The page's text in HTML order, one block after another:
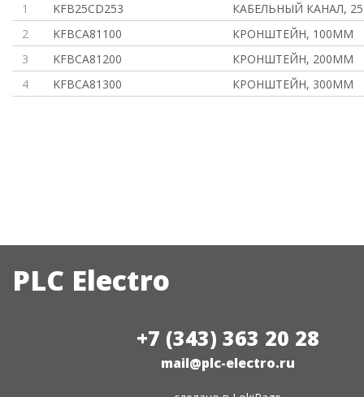
1 KFB25CD253
КАБЕЛЬНЫЙ КАНАЛ,
2
KFBCA81100
КРОНШТЕЙН, 100ММ
3
KFBCA81200
КРОНШТЕЙН, 200ММ
4
KFBCA81300 КРОНШТЕЙН, 300ММ
PLC Electro
+7 (343) 363 20 28
mail@plc-electro.ru